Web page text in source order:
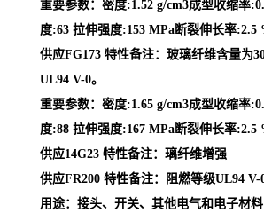
重要参数：密度:1.52 g/cm3成型收缩率
度:63 拉伸强度:153 MPa断裂伸长率:2.5
供应FG173 特性备注：玻璃纤维含量为
UL94 V-0。
重要参数：密度:1.65 g/cm3成型收缩率
度:88 拉伸强度:167 MPa断裂伸长率:2.5
供应14G23 特性备注：璃纤维增强
供应FR200 特性备注：阻燃等级UL94 V-
用途：接头、开关、其他电气和电子材料